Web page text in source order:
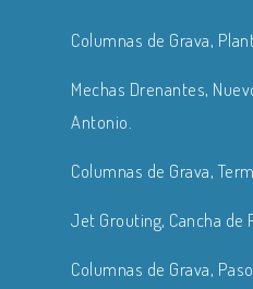
Columnas de Grava,
Mechas Drenantes,
Antonio.
Columnas de Grava,
Jet Grouting, Cancha de
Columnas de Grava,